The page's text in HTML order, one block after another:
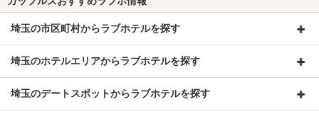
埼玉の市区町村からラブホテルを探す
埼玉のホテルエリアからラブホテルを探す
埼玉のデートスポットからラブホテルを探す